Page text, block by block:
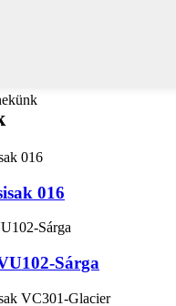
016
Sárga